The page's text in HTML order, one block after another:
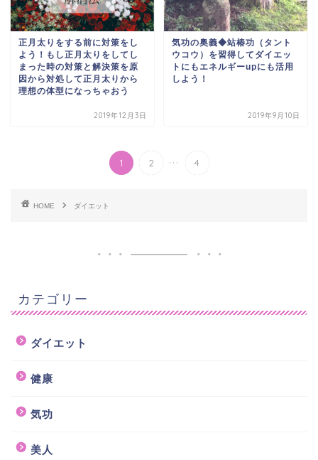
正月太りをする前に対策をし
よう！もし正月太りをしてし
まった時の対策と解決策を原
因から対処して正月太りから
理想の体型になっちゃおう
2019年12月3日
気功の奥義◆站椿功（タント
ウコウ）を習得してダイエッ
トにもエネルギーupにも活用
しよう！
2019年9月10日
1 2 ... 4
HOME ダイエット
カテゴリー
ダイエット
健康
気功
美人